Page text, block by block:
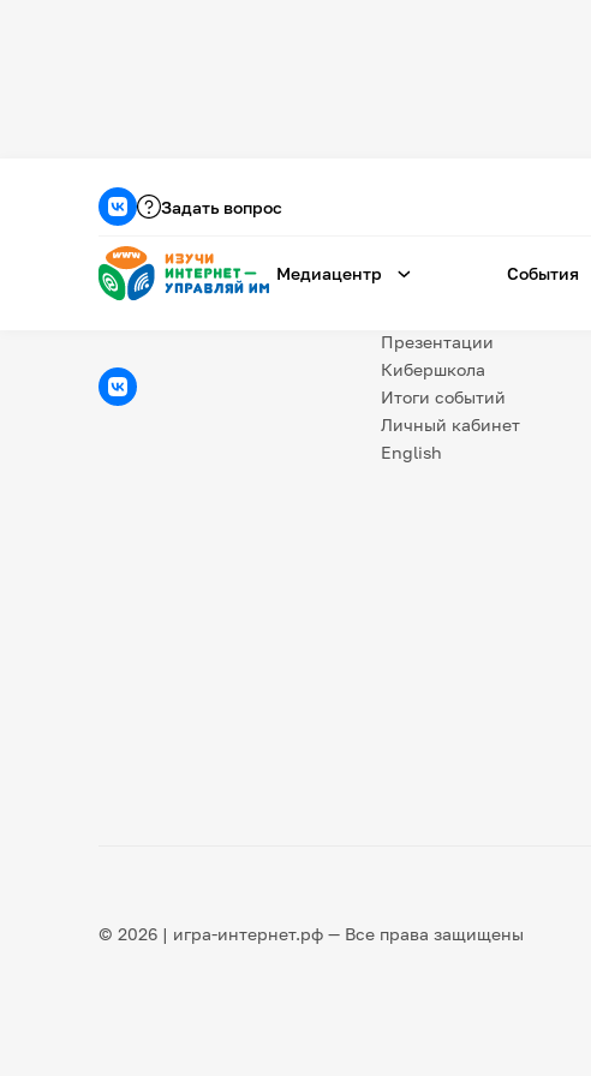
Задать вопрос
Медиацентр События
Презентации
Кибершкола
Итоги событий
Личный кабинет
English
© 2026 | игра-интернет.рф — Все права защищены